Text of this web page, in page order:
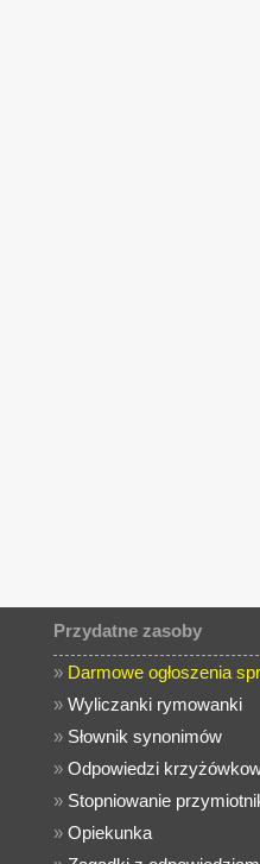
Przydatne zasoby
» Darmowe ogłoszenia
»Wyliczanki rymowanki
» Słownik synonimów
»Odpowiedzi
» Stopniowanie
»Opiekunka